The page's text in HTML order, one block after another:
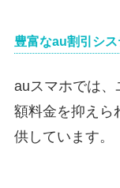
豊富なau割引シス
auスマホでは、
額料金を抑えら
供しています。